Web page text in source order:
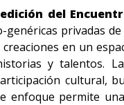
edición del
genéricas privadas
en un
y talentos.
cultural,
enfoque permite